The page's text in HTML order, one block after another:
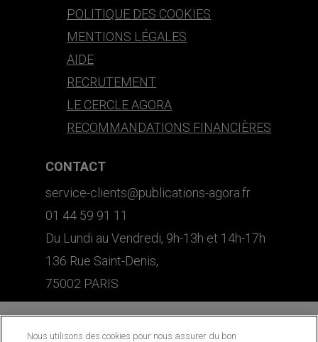
POLITIQUE DES COOKIES
MENTIONS LÉGALES
AIDE
RECRUTEMENT
LE CERCLE AGORA
RECOMMANDATIONS FINANCIÈRES
CONTACT
service-clients@publications-agora.fr
01 44 59 91 11
Du Lundi au Vendredi, 9h-13h et 14h-17h
136 Rue Saint-Denis,
75002 PARIS
Nous utilisons des cookies pour nous assurer du bon